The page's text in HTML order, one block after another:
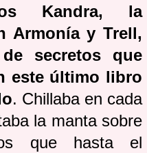
Kandra, la
Armonía y Trell,
secretos que
este último libro
. Chillaba en cada
la manta sobre
que hasta el